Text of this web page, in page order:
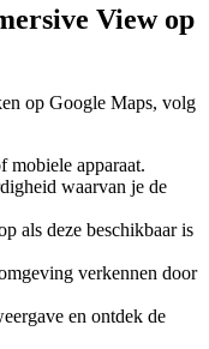
View op
op Google Maps, volg
mobiele apparaat.
waarvan je de
als deze beschikbaar is
verkennen door
en ontdek de